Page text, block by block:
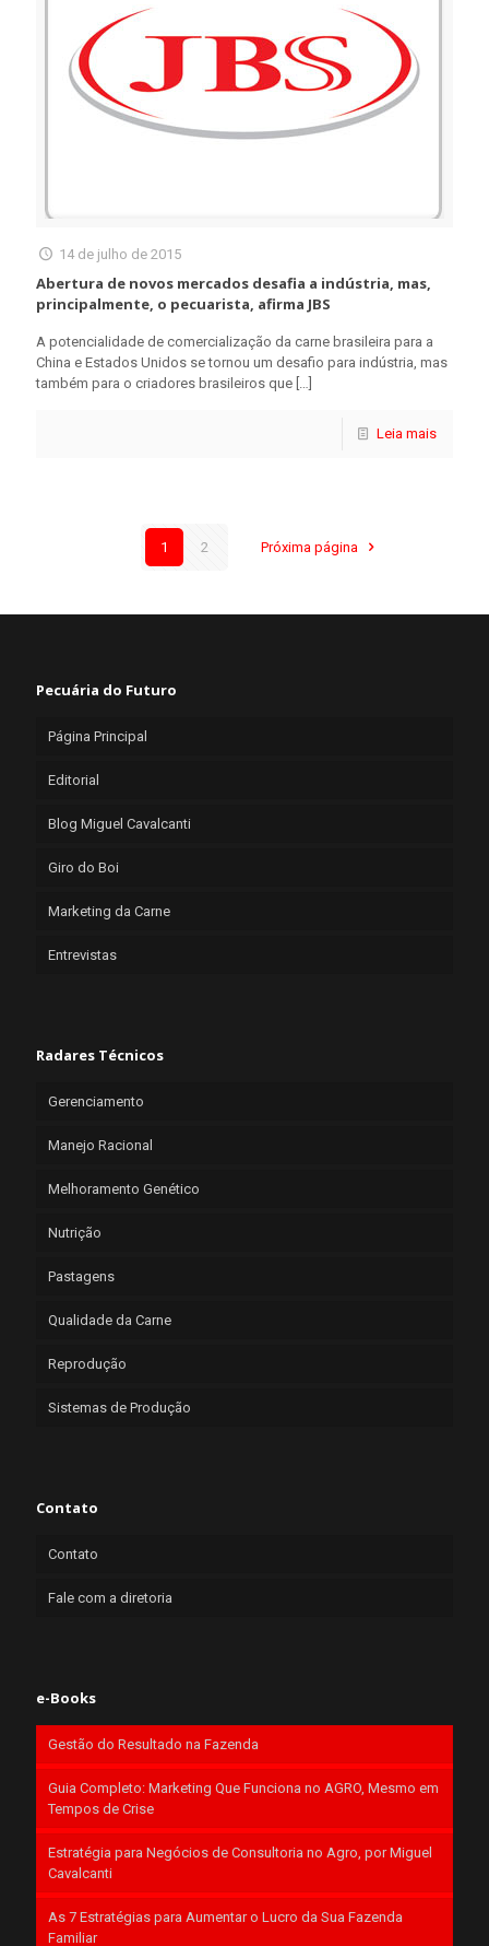
14 de julho de 2015
Abertura de novos mercados desafia a indústria, mas,
principalmente, o pecuarista, afirma JBS
A potencialidade de comercialização da carne brasileira para a
China e Estados Unidos se tornou um desafio para indústria, mas
também para o criadores brasileiros que […]
Leia mais
1 2 Próxima página
Pecuária do Futuro
Página Principal
Editorial
Blog Miguel Cavalcanti
Giro do Boi
Marketing da Carne
Entrevistas
Radares Técnicos
Gerenciamento
Manejo Racional
Melhoramento Genético
Nutrição
Pastagens
Qualidade da Carne
Reprodução
Sistemas de Produção
Contato
Contato
Fale com a diretoria
e-Books
Gestão do Resultado na Fazenda
Guia Completo: Marketing Que Funciona no AGRO, Mesmo em
Tempos de Crise
Estratégia para Negócios de Consultoria no Agro, por Miguel
Cavalcanti
As 7 Estratégias para Aumentar o Lucro da Sua Fazenda
Familiar